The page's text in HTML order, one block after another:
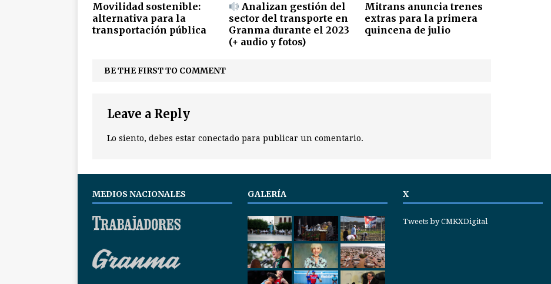
Movilidad sostenible:
alternativa para la
transportación pública
Analizan gestión del
sector del transporte en
Granma durante el 2023
(+ audio y fotos)
Mitrans anuncia trenes
extras para la primera
quincena de julio
BE THE FIRST TO COMMENT
Leave a Reply
Lo siento, debes estar conectado para publicar un comentario.
MEDIOS NACIONALES GALERÍA X
Tweets by CMKXDigital